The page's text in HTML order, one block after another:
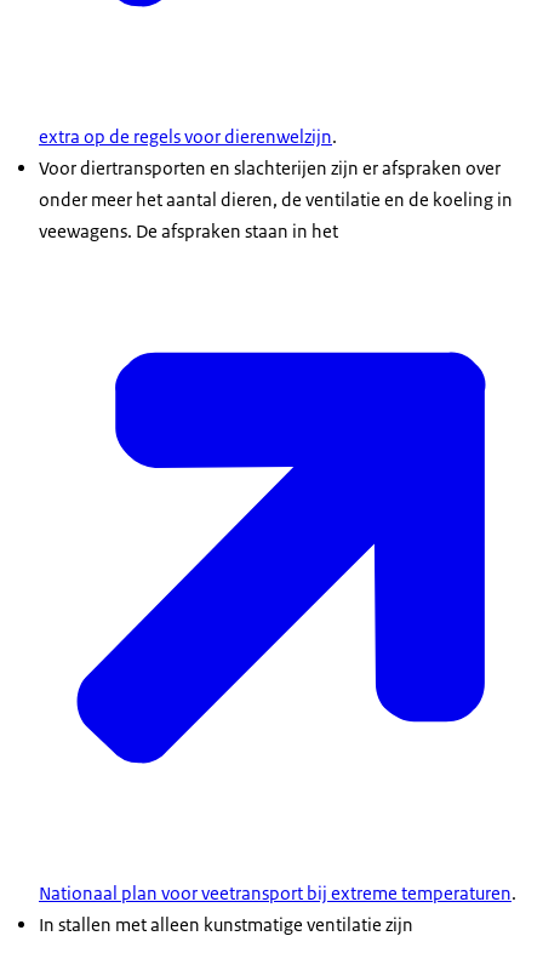
extra op de regels voor dierenwelzijn.
Voor diertransporten en slachterijen zijn er afspraken over
onder meer het aantal dieren, de ventilatie en de koeling in
veewagens. De afspraken staan in het
Nationaal plan voor veetransport bij extreme temperaturen.
In stallen met alleen kunstmatige ventilatie zijn